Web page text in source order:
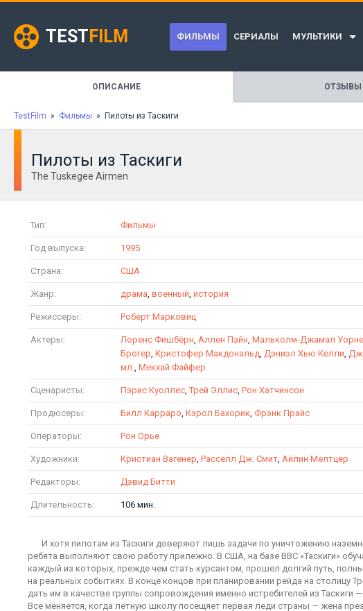
TEST FILM ФИЛЬМЫ СЕРИАЛЫ МУЛЬТИКИ
ОПИСАНИЕ ОТЗЫВЫ
TestFilm » Фильмы » Пилоты из Таскиги
Пилоты из Таскиги
The Tuskegee Airmen
Тип: Фильмы
Год выпуска: 1995
Страна: США
Жанр: драма, военный, история
Режиссеры: Роберт Марковиц
Актеры: Лоренс Фишбёрн, Аллен Пэйн, Мальколм-Джамал
Брогер, Кристофер Макдональд, Дэниэл Хью Келли,
мл., Мекхай Файфер
Сценаристы: Пэрис Куоллес,Трей Эллис, Рон Хатчинсон
Продюсеры: Билл Карраро, Кэрол Бахорик, Фрэнк Прайс
Операторы: Рон Орье
Художники: Кристиан Вагенер, Расселл Дж. Смит, Айлин Мелтцер
Редакторы: Дэвид Битти
Длительность: 106 мин.
И хотя пилотам из Таскиги доверяют лишь задачи по уничтожению
ребята выполняют свою работу прилежно. В США, на базе ВВС «Таскиги»
каждый из которых, прежде чем стать курсантом, прошел долгий путь,
на реальных событиях. В конце концов при планировании рейда на
дать им в качестве группы сопровождения именно истребителей из
Все меняется, когда летную школу посещяет первая леди страны — жена